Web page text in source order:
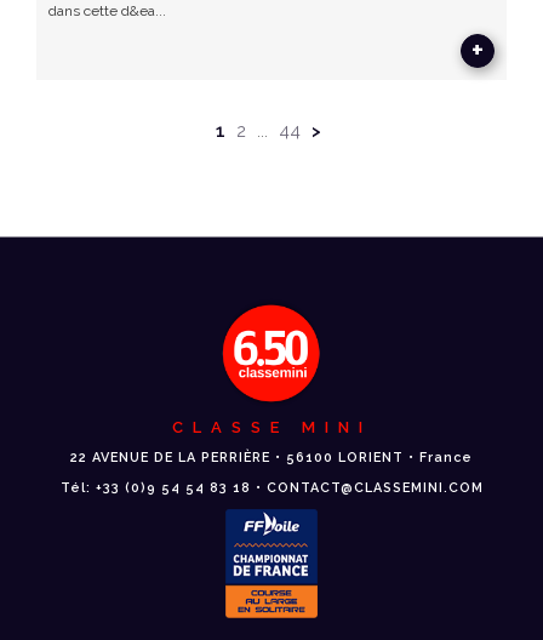
dans cette d&ea...
+
1 2 ... 44 >
CLASSE MINI
22 AVENUE DE LA PERRIÈRE • 56100 LORIENT • France
Tél: +33 (0)9 54 54 83 18 • CONTACT@CLASSEMINI.COM